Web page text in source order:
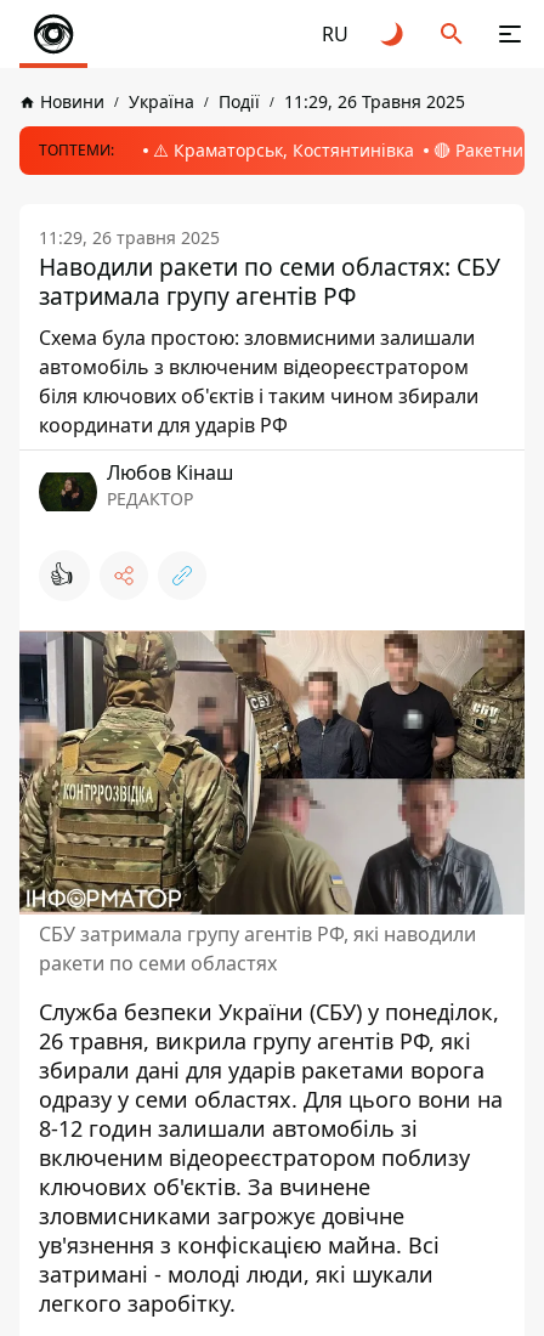
RU
Новини Україна Події 11:29, 26 Травня 2025
ТОПТЕМИ: ⚠️ Краматорськ, Костянтинівка 🔴 Ракетний
11:29, 26 травня 2025
Наводили ракети по семи областях: СБУ
затримала групу агентів РФ
Схема була простою: зловмисними залишали
автомобіль з включеним відеореєстратором
біля ключових об'єктів і таким чином збирали
координати для ударів РФ
Любов Кінаш
РЕДАКТОР
👍
СБУ затримала групу агентів РФ, які наводили
ракети по семи областях
Служба безпеки України (СБУ) у понеділок,
26 травня, викрила групу агентів РФ, які
збирали дані для ударів ракетами ворога
одразу у семи областях. Для цього вони на
8-12 годин залишали автомобіль зі
включеним відеореєстратором поблизу
ключових об'єктів. За вчинене
зловмисниками загрожує довічне
ув'язнення з конфіскацією майна. Всі
затримані - молоді люди, які шукали
легкого заробітку.